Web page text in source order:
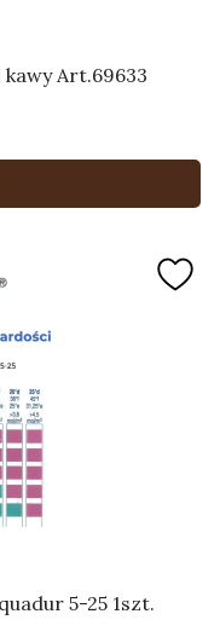
Art.69633
5-25 1szt.